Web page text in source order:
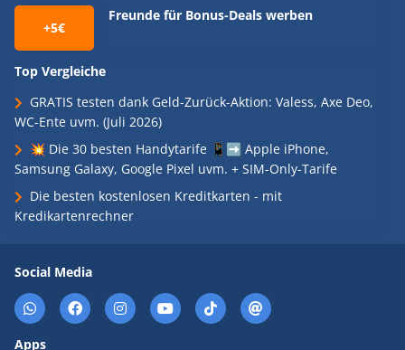
+5€
Freunde für Bonus-Deals werben
Top Vergleiche
GRATIS testen dank Geld-Zurück-Aktion: Valess, Axe Deo,
WC-Ente uvm. (Juli 2026)
💥 Die 30 besten Handytarife 📱➡️ Apple iPhone,
Samsung Galaxy, Google Pixel uvm. + SIM-Only-Tarife
Die besten kostenlosen Kreditkarten - mit
Kredikartenrechner
Social Media
Apps